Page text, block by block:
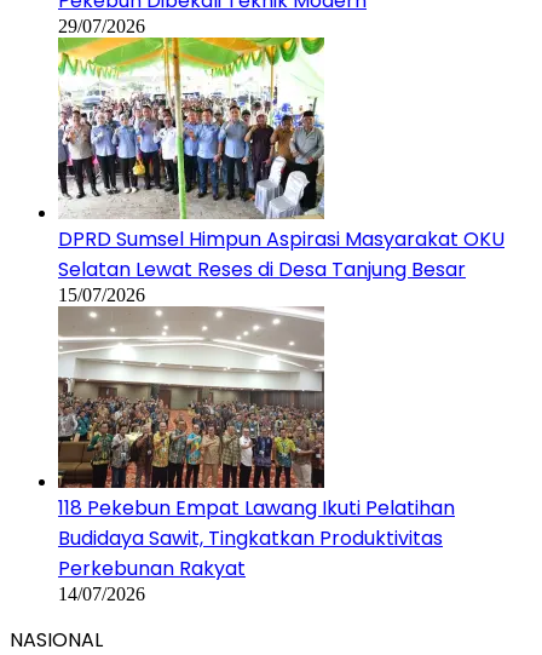
29/07/2026
DPRD Sumsel Himpun Aspirasi Masyarakat OKU
Selatan Lewat Reses di Desa Tanjung Besar
15/07/2026
118 Pekebun Empat Lawang Ikuti Pelatihan
Budidaya Sawit, Tingkatkan Produktivitas
Perkebunan Rakyat
14/07/2026
NASIONAL